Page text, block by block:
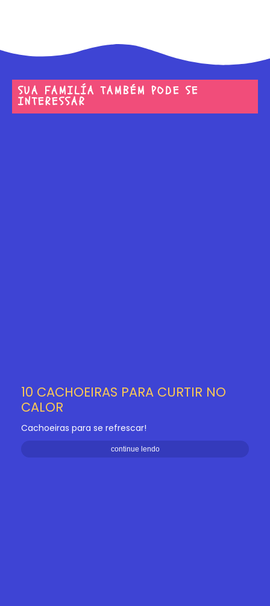
SUA FAMILÍA TAMBÉM PODE SE
INTERESSAR
10 CACHOEIRAS PARA CURTIR NO
CALOR
Cachoeiras para se refrescar!
continue lendo